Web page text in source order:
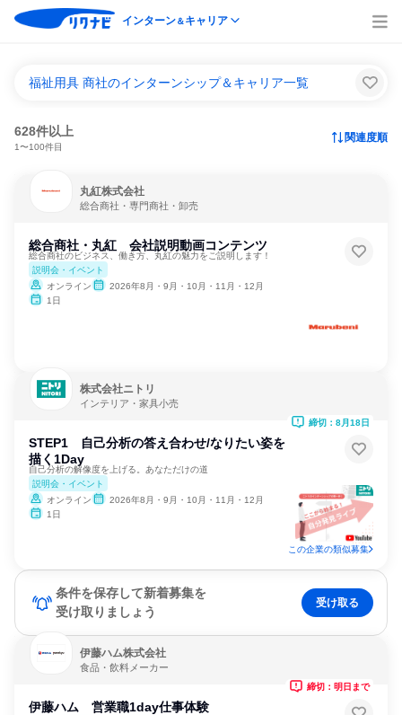
インターン＆キャリア
福祉用具 商社のインターンシップ＆キャリア一覧
628件以上
1〜100件目
関連度順
丸紅株式会社
総合商社・専門商社・卸売
総合商社・丸紅 会社説明動画コンテンツ
総合商社のビジネス、働き方、丸紅の魅力をご説明します！
説明会・イベント
オンライン
2026年8月・9月・10月・11月・12月
1日
株式会社ニトリ
インテリア・家具小売
STEP1 自己分析の答え合わせ/なりたい姿を
描く1Day
自己分析の解像度を上げる。あなただけの道
説明会・イベント
オンライン
2026年8月・9月・10月・11月・12月
1日
締切：8月18日
この企業の類似募集
条件を保存して新着募集を
受け取りましょう
受け取る
伊藤ハム株式会社
食品・飲料メーカー
伊藤ハム 営業職1day仕事体験
締切：明日まで